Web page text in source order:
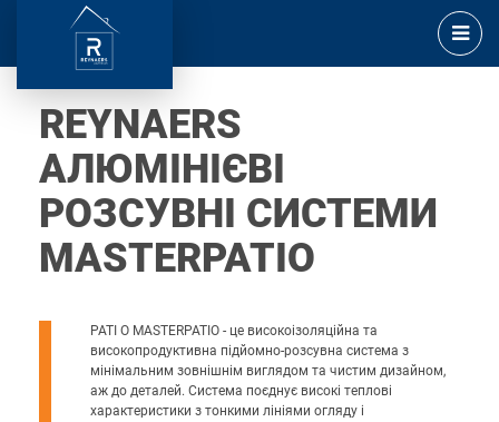
REYNAERS
АЛЮМІНІЄВІ
РОЗСУВНІ СИСТЕМИ
MASTERPATIO
PATI O MASTERPATIO - це високоізоляційна та
високопродуктивна підйомно-розсувна система з
мінімальним зовнішнім виглядом та чистим дизайном,
аж до деталей. Система поєднує високі теплові
характеристики з тонкими лініями огляду і